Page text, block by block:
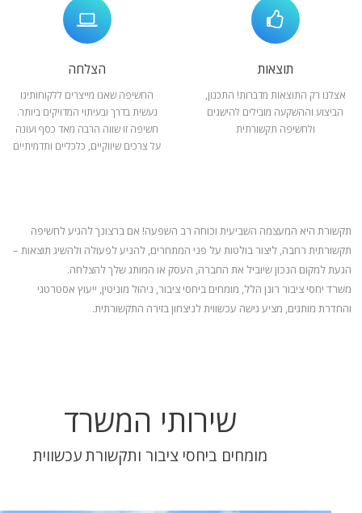
תוצאות
אצלנו רק התוצאות מדברות! התכנון,
הביצוע וההשקעה מובילים להישגים
ולחשיפה תקשורתית
הצלחה
החשיפה שאנו מייצרים ללקוחותינו
נעשית בדרך ובעיתוי המדויקים ביותר.
חשיפה זו שווה הרבה מאד כסף ועונה
על צרכים שיווקיים, כלכליים ותדמיתיים
תקשורת היא המעצמה השביעית וכוחה רב השפעה! אם ברצונך להגיע לחשיפה
תקשורתית רחבה, ליצור בולטות על פני המתחרים, להניעלפעולה ולהשיג תוצאות –
הגעת למקום הנכון שיוביל את החברה, העסק או המותג שלך להצלחה.
משרד יחסי ציבור רונן הלל, מומחים ביחסי ציבור, ניהול מוניטין, ייעוץ אסטרטגי
והחדרת מותגים, מציע גישה עכשווית לניצחון בזירה התקשורתית.
שירותי המשרד
מומחים ביחסי ציבור ותקשורת עכשווית